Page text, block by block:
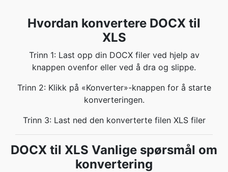
Hvordan konvertere DOCX til
XLS
Trinn 1: Last opp din DOCX filer ved hjelp av
knappen ovenfor eller ved å dra og slippe.
Trinn 2: Klikk på «Konverter»-knappen for å starte
konverteringen.
Trinn 3: Last ned den konverterte filen XLS filer
DOCX til XLS Vanlige spørsmål om
konvertering